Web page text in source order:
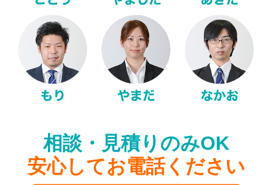
相談・見積りのみOK
安心してお電話ください